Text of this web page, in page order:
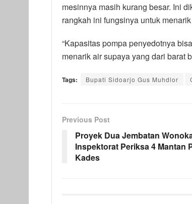
mesinnya masih kurang besar. Ini
rangkah ini fungsinya untuk
“Kapasitas pompa penyedotnya
menarik air supaya yang dari barat
Tags: Bupati Sidoarjo Gus Muhdlor
Previous Post
Proyek Dua Jembatan
Inspektorat Periksa 4 Mantan
Kades